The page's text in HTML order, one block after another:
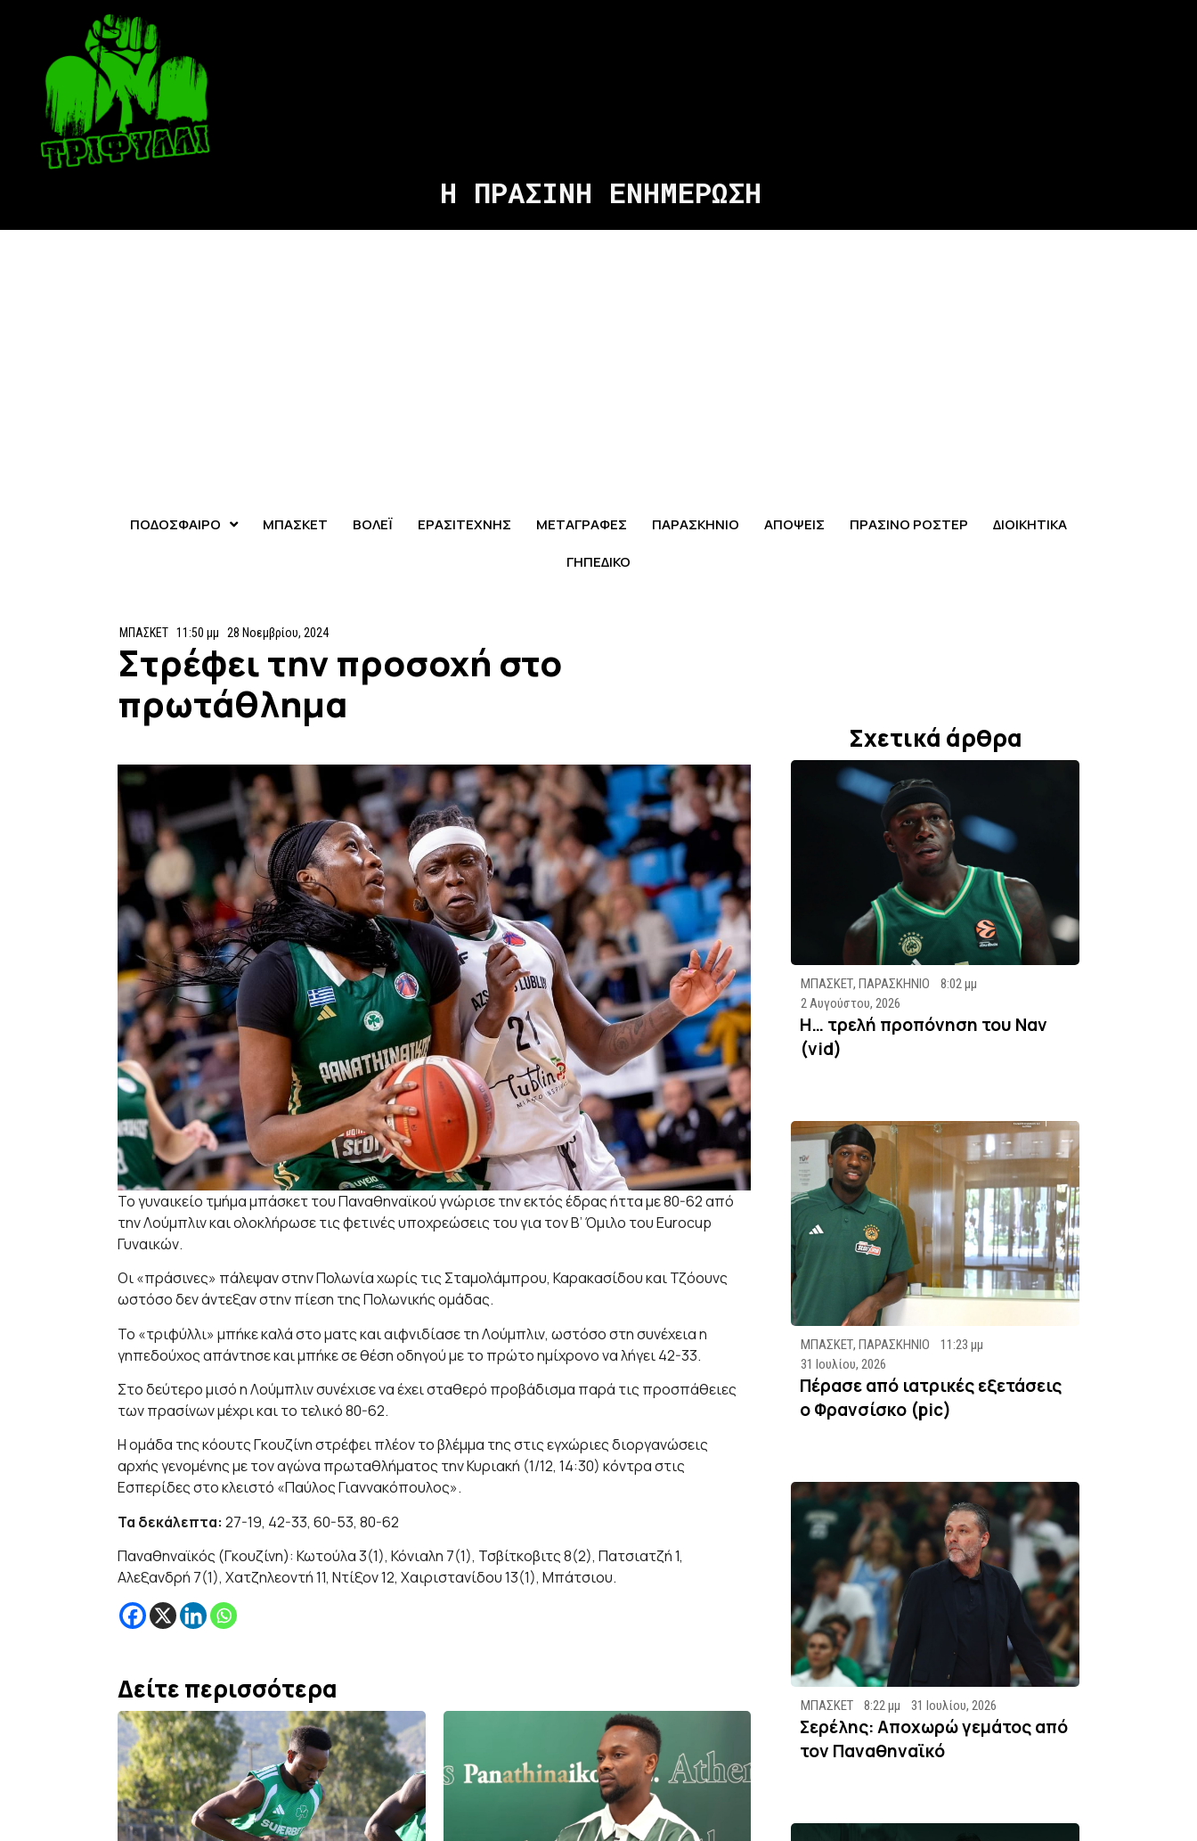
Η ΠΡΑΣΙΝΗ ΕΝΗΜΕΡΩΣΗ
ΠΟΔΟΣΦΑΙΡΟ ΜΠΑΣΚΕΤ ΒΟΛΕΪ ΕΡΑΣΙΤΕΧΝΗΣ ΜΕΤΑΓΡΑΦΕΣ ΠΑΡΑΣΚΗΝΙΟ ΑΠΟΨΕΙΣ ΠΡΑΣΙΝΟ ΡΟΣΤΕΡ
ΔΙΟΙΚΗΤΙΚΑ
ΓΗΠΕΔΙΚΟ
ΜΠΑΣΚΕΤ 11:50 μμ 28 Νοεμβρίου, 2024
Στρέφει την προσοχή στο
πρωτάθλημα
Το γυναικείο τμήμα μπάσκετ του Παναθηναϊκού γνώρισε την εκτός έδρας ήττα με 80-62 από
την Λούμπλιν και ολοκλήρωσε τις φετινές υποχρεώσεις του για τον Β’ Όμιλο του Eurocup
Γυναικών.
Οι «πράσινες» πάλεψαν στην Πολωνία χωρίς τις Σταμολάμπρου, Καρακασίδου και Τζόουνς
ωστόσο δεν άντεξαν στην πίεση της Πολωνικής ομάδας.
Το «τριφύλλι» μπήκε καλά στο ματς και αιφνιδίασε τη Λούμπλιν, ωστόσο στη συνέχεια η
γηπεδούχος απάντησε και μπήκε σε θέση οδηγού με το πρώτο ημίχρονο να λήγει 42-33.
Στο δεύτερο μισό η Λούμπλιν συνέχισε να έχει σταθερό προβάδισμα παρά τις προσπάθειες
των πρασίνων μέχρι και το τελικό 80-62.
Η ομάδα της κόουτς Γκουζίνη στρέφει πλέον το βλέμμα της στις εγχώριες διοργανώσεις
αρχής γενομένης με τον αγώνα πρωταθλήματος την Κυριακή (1/12, 14:30) κόντρα στις
Εσπερίδες στο κλειστό «Παύλος Γιαννακόπουλος».
Τα δεκάλεπτα: 27-19, 42-33, 60-53, 80-62
Παναθηναϊκός (Γκουζίνη): Κωτούλα 3(1), Κόνιαλη 7(1), Τσβίτκοβιτς 8(2), Πατσιατζή 1,
Αλεξανδρή 7(1), Χατζηλεοντή 11, Ντίξον 12, Χαιριστανίδου 13(1), Μπάτσιου.
Δείτε περισσότερα
Σχετικά άρθρα
ΜΠΑΣΚΕΤ, ΠΑΡΑΣΚΗΝΙΟ
8:02 μμ
2 Αυγούστου, 2026
Η… τρελή προπόνηση του Ναν
(vid)
ΜΠΑΣΚΕΤ, ΠΑΡΑΣΚΗΝΙΟ
11:23 μμ
31 Ιουλίου, 2026
Πέρασε από ιατρικές εξετάσεις
ο Φρανσίσκο (pic)
ΜΠΑΣΚΕΤ 8:22 μμ 31 Ιουλίου, 2026
Σερέλης: Αποχωρώ γεμάτος από
τον Παναθηναϊκό